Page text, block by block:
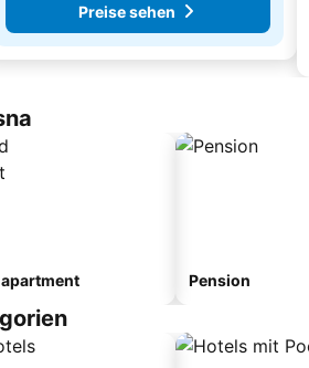
Preise sehen
Pension